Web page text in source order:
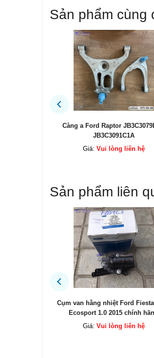
Sản phẩm cùng
Cảm biến áp suất lốp Ford
hãng F2GZ1A189A
Giá:Vui lòng liên hệ
Sản phẩm liên
Van hằng nhiệt Ford Mondeo
Escape 2.3 chính hãng
Giá:Vui lòng liên hệ